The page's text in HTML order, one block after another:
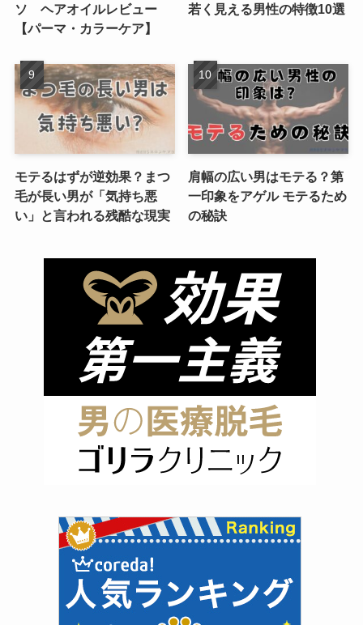
ソ ヘアオイルレビュー
【パーマ・カラーケア】
若く見える男性の特徴10選
モテるはずが逆効果？まつ
毛が長い男が「気持ち悪
い」と言われる残酷な現実
肩幅の広い男はモテる？第
一印象をアゲル モテるため
の秘訣